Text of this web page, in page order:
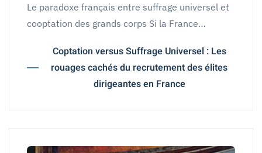
Le paradoxe français entre suffrage universel et
cooptation des grands corps Si la France…
Coptation versus Suffrage Universel : Les
rouages cachés du recrutement des élites
dirigeantes en France